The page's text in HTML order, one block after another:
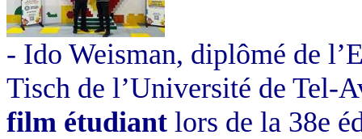
- Ido Weisman, diplômé de
Tisch de l’Université de Tel-
film étudiant lors de la 38e